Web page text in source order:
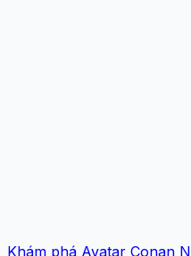
Khám phá Avatar Conan